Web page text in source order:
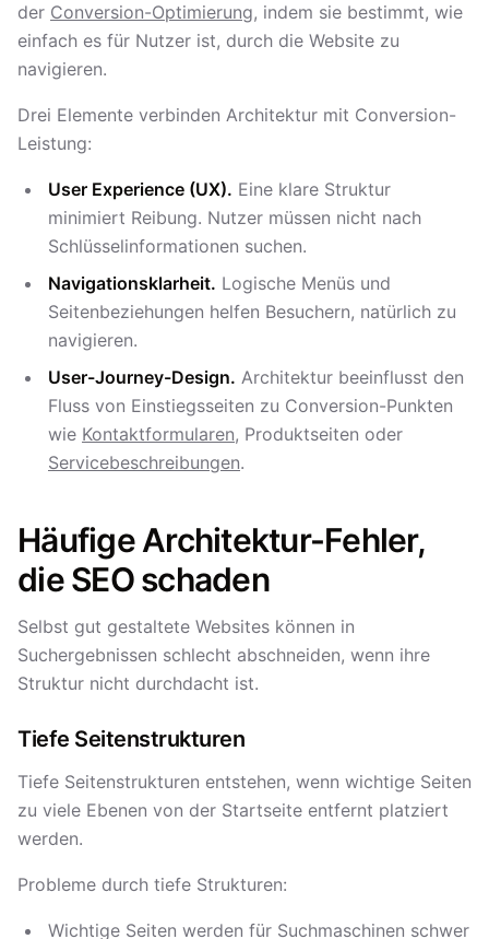
der Conversion-Optimierung, indem sie bestimmt, wie
einfach es für Nutzer ist, durch die Website zu
navigieren.
Drei Elemente verbinden Architektur mit Conversion-
Leistung:
User Experience (UX). Eine klare Struktur
minimiert Reibung. Nutzer müssen nicht nach
Schlüsselinformationen suchen.
Navigationsklarheit. Logische Menüs und
Seitenbeziehungen helfen Besuchern, natürlich zu
navigieren.
User-Journey-Design. Architektur beeinflusst den
Fluss von Einstiegsseiten zu Conversion-Punkten
wie Kontaktformularen, Produktseiten oder
Servicebeschreibungen.
Häufige Architektur-Fehler,
die SEO schaden
Selbst gut gestaltete Websites können in
Suchergebnissen schlecht abschneiden, wenn ihre
Struktur nicht durchdacht ist.
Tiefe Seitenstrukturen
Tiefe Seitenstrukturen entstehen, wenn wichtige Seiten
zu viele Ebenen von der Startseite entfernt platziert
werden.
Probleme durch tiefe Strukturen:
Wichtige Seiten werden für Suchmaschinen schwer